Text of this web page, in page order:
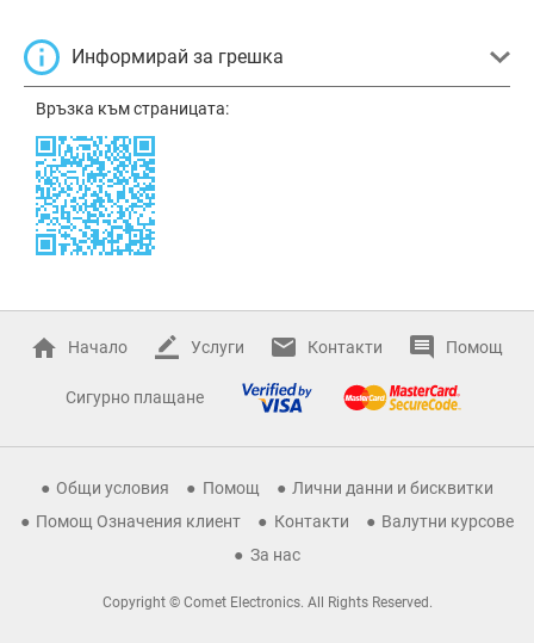
Информирай за грешка
Връзка към страницата:
Начало Услуги Контакти Помощ
Сигурно плащане
Общи условия Помощ
Лични данни и бисквитки
Помощ Означения клиент
Контакти
Валутни курсове
За нас
Copyright © Comet Electronics. All Rights Reserved.